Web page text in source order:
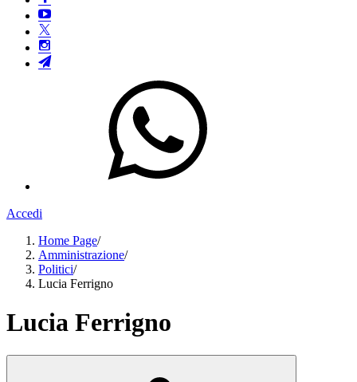
Accedi
Home Page/
Amministrazione/
Politici/
Lucia Ferrigno
Lucia Ferrigno